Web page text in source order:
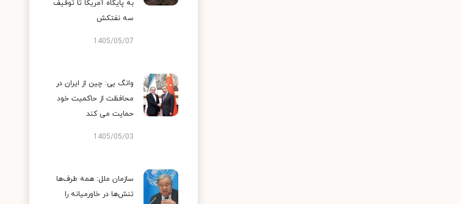
به پایگاه آمریکا تا توقیف
سه نفتکش
1405/05/07
وانگ یی: چین از ایران در
محافظت از حاکمیت خود
حمایت می کند
1405/05/03
سازمان ملل: همه طرف‌ها
تنش‌ها در خاورمیانه را